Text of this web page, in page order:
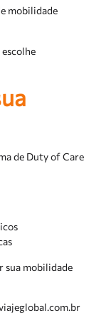
mobilidade
de Duty of Care
sua mobilidade